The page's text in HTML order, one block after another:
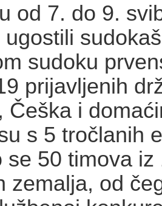
od 7. do 9.
ugostili
sudoku
prijavljenih
Češka i
s 5 tročlanih
se 50 timova iz
zemalja, od